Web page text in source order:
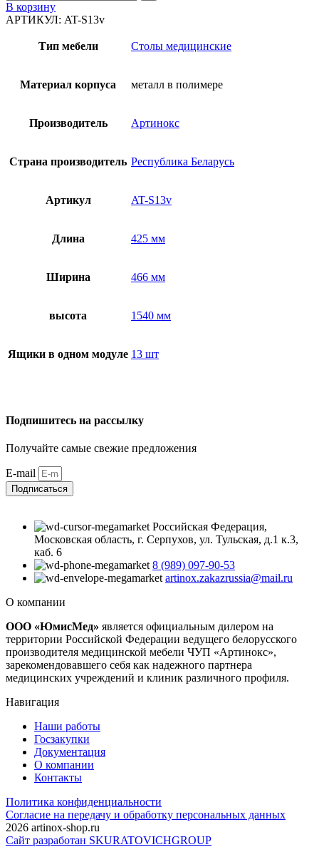
В корзину
АРТИКУЛ: AT-S13v
Тип мебели Столы медицинские
Материал корпуса металл в полимере
Производитель Артинокс
Страна производитель Республика Беларусь
Артикул AT-S13v
Длина 425 мм
Ширина 466 мм
высота 1540 мм
Ящики в одном модуле 13 шт
Подпишитесь на рассылку
Получайте самые свежие предложения
E-mail
Подписаться
Российская Федерация,
Московская область, г. Серпухов, ул. Тульская, д.1 к.3,
каб. 6
8 (989) 097-90-53
artinox.zakazrussia@mail.ru
О компании
ООО «ЮмисМед» является официальным дилером на
территории Российской Федерации ведущего белорусского
производителя медицинской мебели ЧУП «Артинокс»,
зарекомендовавшего себя как надежного партнера
медицинских учреждений и клиник различного профиля.
Навигация
Наши работы
Госзакупки
Документация
О компании
Контакты
Политика конфиденциальности
Согласие на передачу и обработку персональных данных
2026 artinox-shop.ru
Сайт разработан SKURATOVICHGROUP